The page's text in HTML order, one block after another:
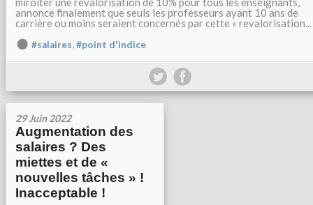
annonce finalement que seuls les professeurs ayant 10 ans de
carrière ou moins seraient concernés par cette « revalorisation...
#salaires,#point d'indice
29 Juin 2022
Augmentation des
salaires ? Des
miettes et de «
nouvelles tâches » !
Inacceptable !